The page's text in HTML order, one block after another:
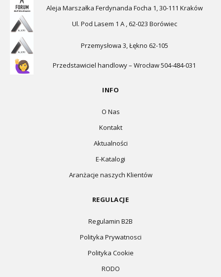
Aleja Marszałka Ferdynanda Focha 1, 30-111 Kraków
Ul. Pod Lasem 1 A , 62-023 Borówiec
Przemysłowa 3, Łękno 62-105
Przedstawiciel handlowy – Wrocław 504-484-031
INFO
O Nas
Kontakt
Aktualności
E-Katalogi
Aranżacje naszych Klientów
REGULACJE
Regulamin B2B
Polityka Prywatnosci
Polityka Cookie
RODO